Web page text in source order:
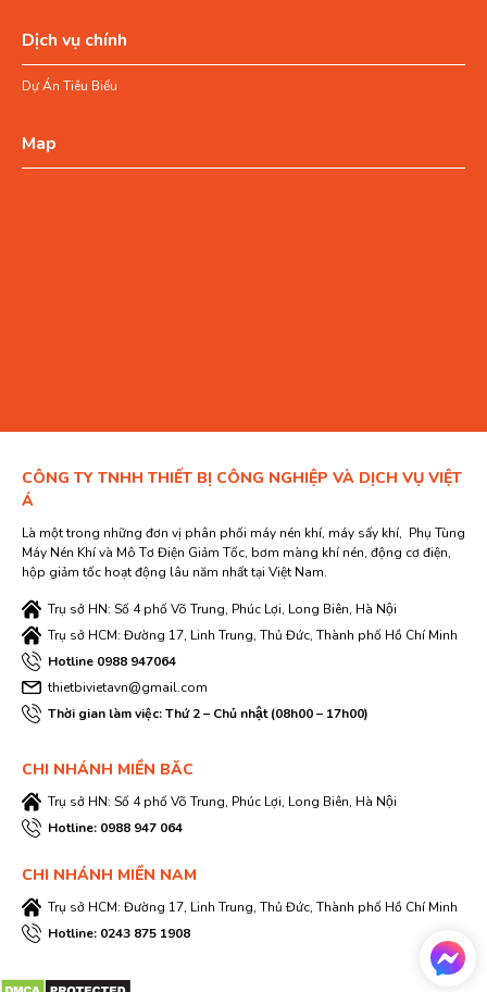
Dịch vụ chính
Dự Án Tiêu Biểu
Map
CÔNG TY TNHH THIẾT BỊ CÔNG NGHIỆP VÀ DỊCH VỤ VIỆT
Á
Là một trong những đơn vị phân phối máy nén khí, máy sấy khí, Phụ Tùng
Máy Nén Khí và Mô Tơ Điện Giảm Tốc, bơm màng khí nén, động cơ điện,
hộp giảm tốc hoạt động lâu năm nhất tại Việt Nam.
Trụ sở HN: Số 4 phố Võ Trung, Phúc Lợi, Long Biên, Hà Nội
Trụ sở HCM: Đường 17, Linh Trung, Thủ Đức, Thành phố Hồ Chí Minh
Hotline 0988 947064
thietbivietavn@gmail.com
Thời gian làm việc: Thứ 2 – Chủ nhật (08h00 – 17h00)
CHI NHÁNH MIỀN BĂC
Trụ sở HN: Số 4 phố Võ Trung, Phúc Lợi, Long Biên, Hà Nội
Hotline: 0988 947 064
CHI NHÁNH MIỀN NAM
Trụ sở HCM: Đường 17, Linh Trung, Thủ Đức, Thành phố Hồ Chí Minh
Hotline: 0243 875 1908